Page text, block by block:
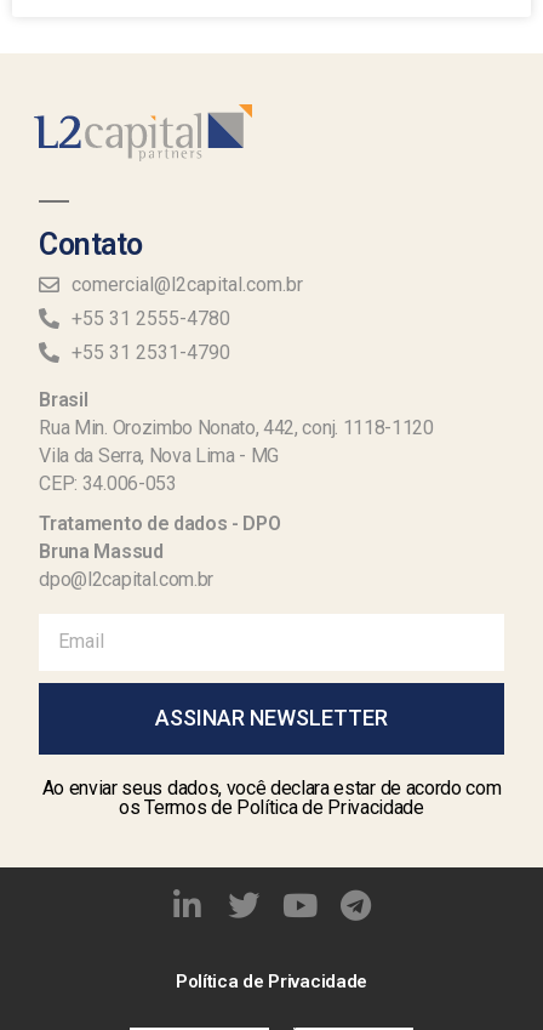
Contato
comercial@l2capital.com.br
+55 31 2555-4780
+55 31 2531-4790
Brasil
Rua Min. Orozimbo Nonato, 442, conj. 1118-1120
Vila da Serra, Nova Lima - MG
CEP: 34.006-053
Tratamento de dados - DPO
Bruna Massud
dpo@l2capital.com.br
ASSINAR NEWSLETTER
Ao enviar seus dados, você declara estar de acordo com
os Termos de Política de Privacidade
Política de Privacidade